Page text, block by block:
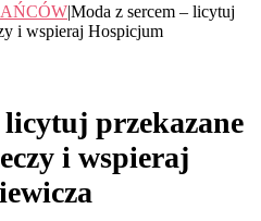
|Moda z sercem – licytuj
i wspieraj Hospicjum
licytuj przekazane
i wspieraj